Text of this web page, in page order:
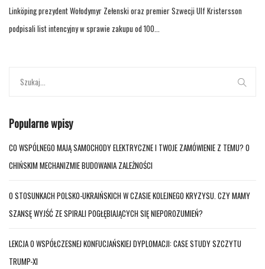
Linköping prezydent Wołodymyr Zełenski oraz premier Szwecji Ulf Kristersson
podpisali list intencyjny w sprawie zakupu od 100...
Popularne wpisy
CO WSPÓLNEGO MAJĄ SAMOCHODY ELEKTRYCZNE I TWOJE ZAMÓWIENIE Z TEMU? O
CHIŃSKIM MECHANIZMIE BUDOWANIA ZALEŻNOŚCI
O STOSUNKACH POLSKO-UKRAIŃSKICH W CZASIE KOLEJNEGO KRYZYSU. CZY MAMY
SZANSĘ WYJŚĆ ZE SPIRALI POGŁĘBIAJĄCYCH SIĘ NIEPOROZUMIEŃ?
LEKCJA O WSPÓŁCZESNEJ KONFUCJAŃSKIEJ DYPLOMACJI: CASE STUDY SZCZYTU
TRUMP-XI